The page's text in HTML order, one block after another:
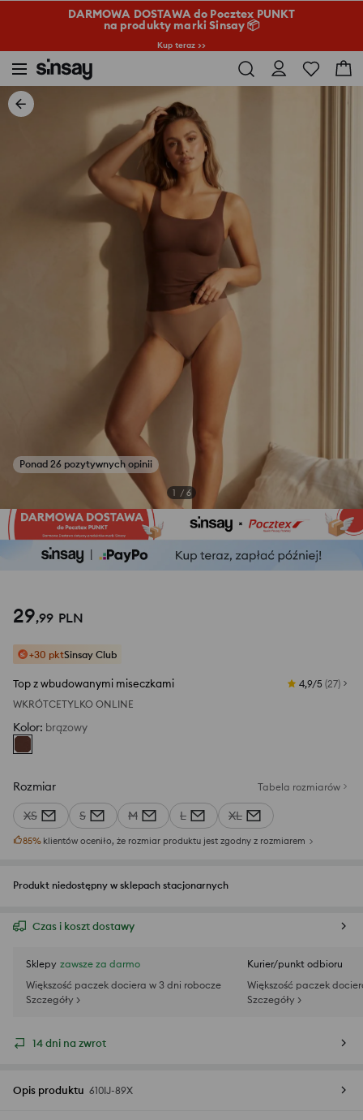
DARMOWA DOSTAWA do Pocztex PUNKT
na produkty marki Sinsay 📦
Kup teraz >>
Zobacz zdjęcia z opinii
1 / 6
29,99 PLN
+30 pktSinsay Club
Top z wbudowanymi miseczkami 4,9/5 (27)
WKRÓTCETYLKO ONLINE
Kolor: brązowy
Rozmiar Tabela rozmiarów
XS S M L XL
85% klientów oceniło, że rozmiar produktu jest zgodny z rozmiarem
Produkt niedostępny w sklepach stacjonarnych
Czas i koszt dostawy
Sklepy zawsze za darmo
Większość paczek dociera w 3 dni robocze
Szczegóły >
Kurier/punkt odbioru
Większość paczek
Szczegóły >
14 dni na zwrot
Opis produktu 610IJ-89X